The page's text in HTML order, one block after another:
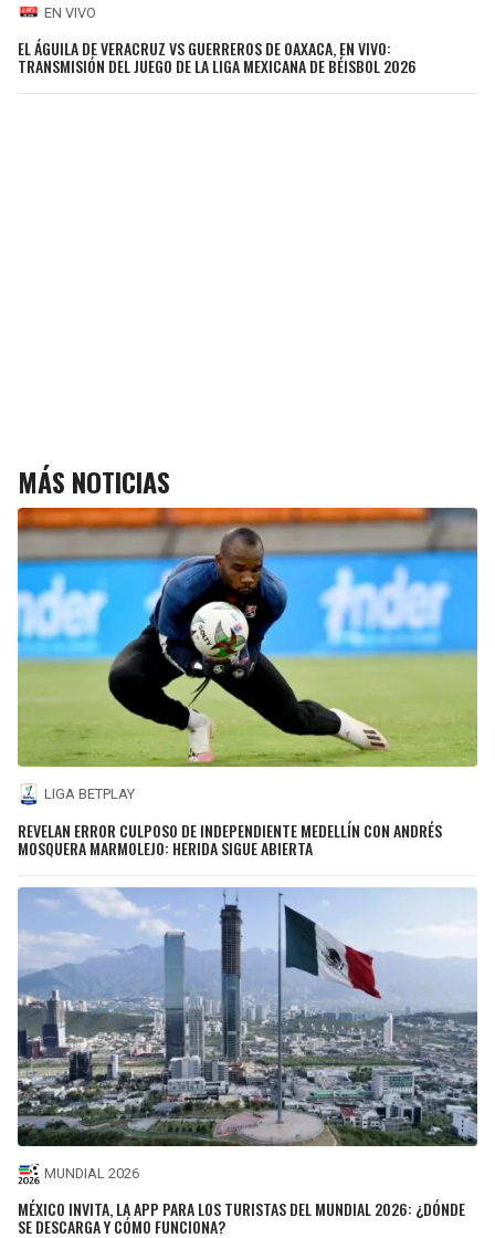
EN VIVO
EL ÁGUILA DE VERACRUZ VS GUERREROS DE OAXACA, EN VIVO:
TRANSMISIÓN DEL JUEGO DE LA LIGA MEXICANA DE BÉISBOL 2026
MÁS NOTICIAS
LIGA BETPLAY
REVELAN ERROR CULPOSO DE INDEPENDIENTE MEDELLÍN CON ANDRÉS
MOSQUERA MARMOLEJO: HERIDA SIGUE ABIERTA
MUNDIAL 2026
MÉXICO INVITA, LA APP PARA LOS TURISTAS DEL MUNDIAL 2026: ¿DÓNDE
SE DESCARGA Y CÓMO FUNCIONA?